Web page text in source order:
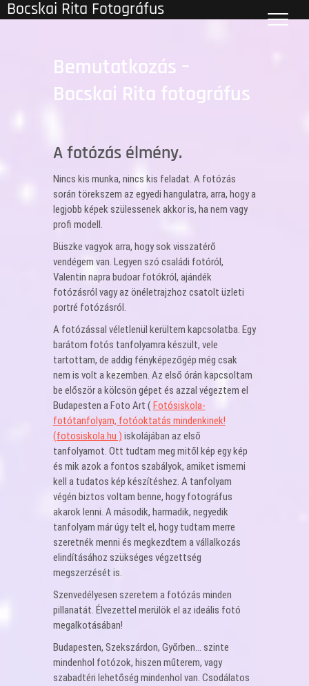
Skip
to
Bocskai Rita Fotográfus
Bemutatkozás –
Bocskai Rita fotográfus
A fotózás élmény.
Nincs kis munka, nincs kis feladat. A fotózás
során törekszem az egyedi hangulatra, arra, hogy a
legjobb képek szülessenek akkor is, ha nem vagy
profi modell.
Büszke vagyok arra, hogy sok visszatérő
vendégem van. Legyen szó családi fotóról,
Valentin napra budoar fotókról, ajándék
fotózásról vagy az önéletrajzhoz csatolt üzleti
portré fotózásról.
A fotózással véletlenül kerültem kapcsolatba. Egy
barátom fotós tanfolyamra készült, vele
tartottam, de addig fényképezőgép még csak
nem is volt a kezemben. Az első órán kapcsoltam
be először a kölcsön gépet és azzal végeztem el
Budapesten a Foto Art ( Fotósiskola-
fotótanfolyam, fotóoktatás mindenkinek!
(fotosiskola.hu ) iskolájában az első
tanfolyamot. Ott tudtam meg mitől kép egy kép
és mik azok a fontos szabályok, amiket ismerni
kell a tudatos kép készítéshez. A tanfolyam
végén biztos voltam benne, hogy fotográfus
akarok lenni. A második, harmadik, negyedik
tanfolyam már úgy telt el, hogy tudtam merre
szeretnék menni és megkezdtem a vállalkozás
elindításához szükséges végzettség
megszerzését is.
Szenvedélyesen szeretem a fotózás minden
pillanatát. Élvezettel merülök el az ideális fotó
megalkotásában!
Budapesten, Szekszárdon, Győrben… szinte
mindenhol fotózok, hiszen műterem, vagy
szabadtéri lehetőség mindenhol van. Csodálatos